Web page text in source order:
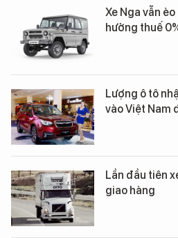
Xe Nga vẫn
hưởng thuế
Lượng ô tô
vào Việt Nam
Lần đầu tiên
giao hàng